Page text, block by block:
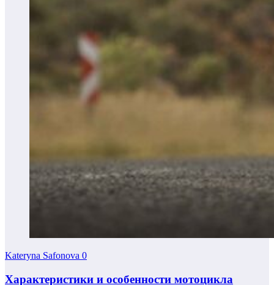
Kateryna Safonova 0
Характеристики и особенности мотоцикла